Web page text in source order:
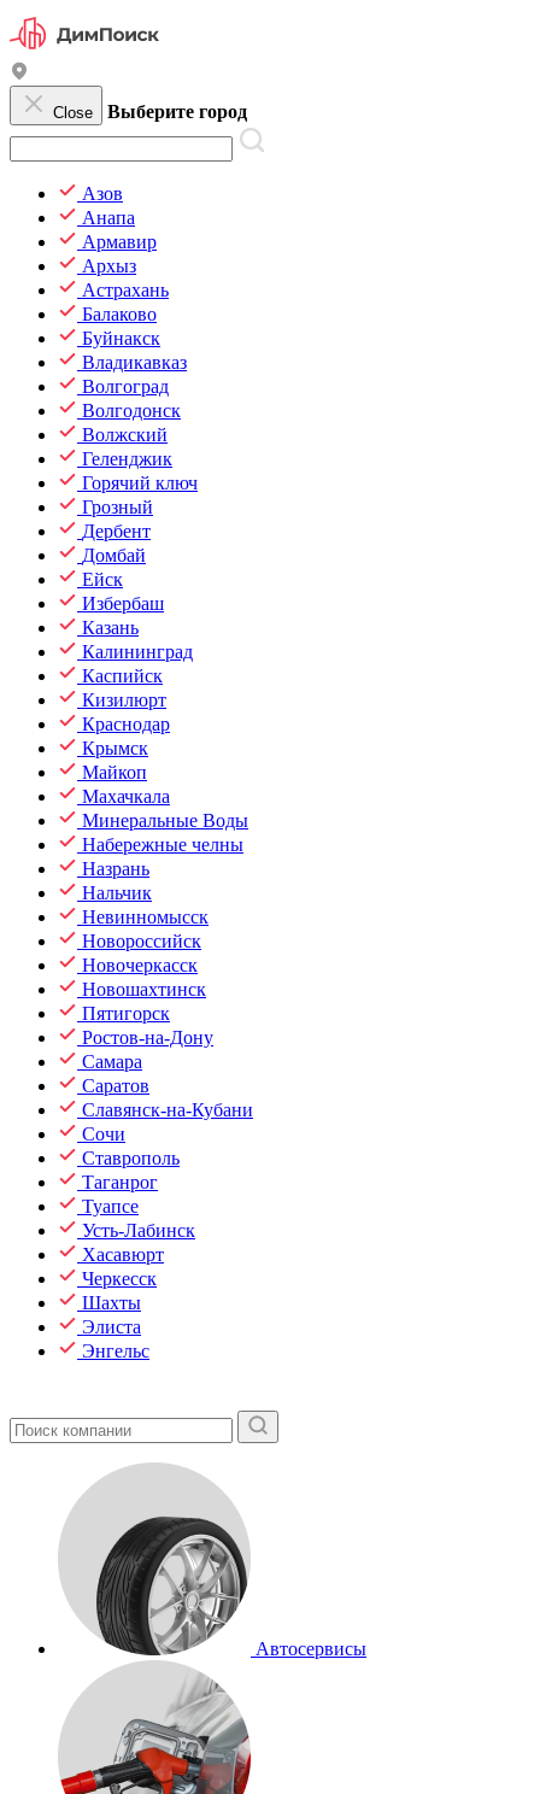
Close Выберите город
Азов
Анапа
Армавир
Архыз
Астрахань
Балаково
Буйнакск
Владикавказ
Волгоград
Волгодонск
Волжский
Геленджик
Горячий ключ
Грозный
Дербент
Домбай
Ейск
Избербаш
Казань
Калининград
Каспийск
Кизилюрт
Краснодар
Крымск
Майкоп
Махачкала
Минеральные Воды
Набережные челны
Назрань
Нальчик
Невинномысск
Новороссийск
Новочеркасск
Новошахтинск
Пятигорск
Ростов-на-Дону
Самара
Саратов
Славянск-на-Кубани
Сочи
Ставрополь
Таганрог
Туапсе
Усть-Лабинск
Хасавюрт
Черкесск
Шахты
Элиста
Энгельс
Автосервисы